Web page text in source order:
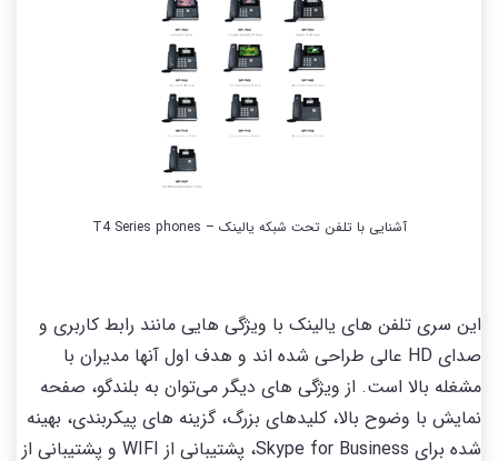
آشنایی با تلفن تحت شبکه یالینک – T4 Series phones
این سری تلفن های یالینک با ویژگی هایی مانند رابط کاربری و
صدای HD عالی طراحی شده اند و هدف اول آنها مدیران با
مشغله بالا است. از ویژگی های دیگر می‌توان به بلندگو، صفحه
نمایش با وضوح بالا، کلیدهای بزرگ، گزینه های پیکربندی، بهینه
شده برای Skype for Business، پشتیبانی از WIFI و پشتیبانی از